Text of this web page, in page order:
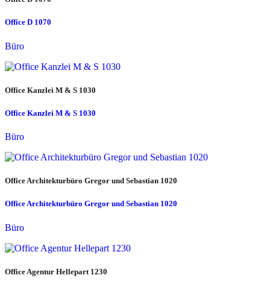
Office D 1070
Büro
Office Kanzlei M & S 1030
Office Kanzlei M & S 1030
Büro
Office Architekturbüro Gregor und Sebastian 1020
Office Architekturbüro Gregor und Sebastian 1020
Büro
Office Agentur Hellepart 1230